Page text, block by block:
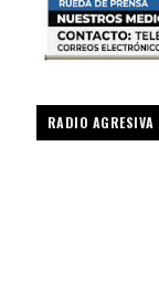
RADIO AGRESIVA